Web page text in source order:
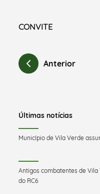
CONVITE
Anterior
Últimas notícias
Município de Vila Verde
Antigos combatentes de Vila
do RC6